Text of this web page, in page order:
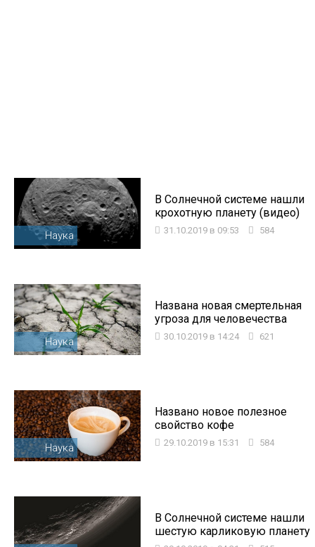
Наука
В Солнечной системе нашли
крохотную планету (видео)
31.10.2019 в 09:53 584
Наука
Названа новая смертельная
угроза для человечества
30.10.2019 в 14:24 621
Наука
Названо новое полезное
свойство кофе
29.10.2019 в 15:31 584
В Солнечной системе нашли
шестую карликовую планету